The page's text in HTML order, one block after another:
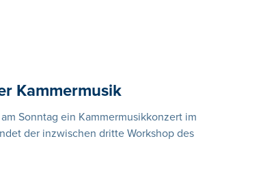
Kammermusik
Sonntag ein Kammermusikkonzert im
der inzwischen dritte Workshop des